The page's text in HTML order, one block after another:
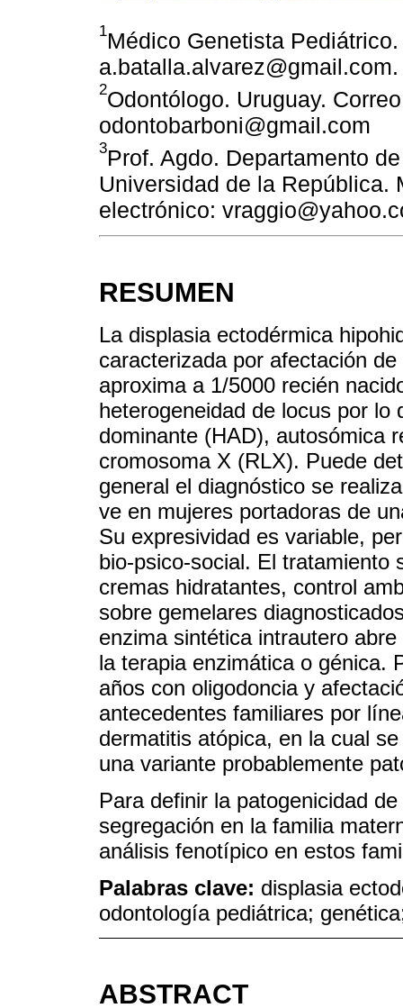
1Médico Genetista
a.batalla.alvarez@gmail.com.
2Odontólogo. Uruguay.
odontobarboni@gmail.com
3Prof. Agdo. Departamento
Universidad de la República.
electrónico:
RESUMEN
La displasia ectodérmica
caracterizada por afectación
aproxima a 1/5000 recién
heterogeneidad de locus por
dominante (HAD), autosómica
cromosoma X (RLX). Puede
general el diagnóstico se
ve en mujeres portadoras de
Su expresividad es variable,
bio-psico-social. El tratamiento
cremas hidratantes, control
sobre gemelares
enzima sintética intrautero
la terapia enzimática o génica.
años con oligodoncia y
antecedentes familiares por
dermatitis atópica, en la cual
una variante probablemente
Para definir la patogenicidad
segregación en la familia
análisis fenotípico en estos
Palabras clave: displasia
odontología pediátrica;
ABSTRACT